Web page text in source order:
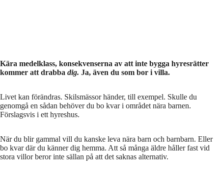
Kära medelklass, konsekvenserna av att inte bygga hyresrätter
kommer att drabba dig. Ja, även du som bor i villa.
Livet kan förändras. Skilsmässor händer, till exempel. Skulle du
genomgå en sådan behöver du bo kvar i området nära barnen.
Förslagsvis i ett hyreshus.
När du blir gammal vill du kanske leva nära barn och barnbarn. Eller
bo kvar där du känner dig hemma. Att så många äldre håller fast vid
stora villor beror inte sällan på att det saknas alternativ.